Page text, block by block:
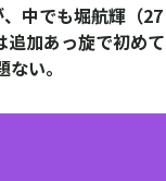
中でも堀航輝（27
追加あっ旋で初めて
い。